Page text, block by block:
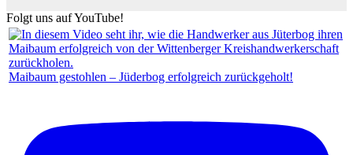
Folgt uns auf YouTube!
Maibaum gestohlen – Jüderbog erfolgreich zurückgeholt!